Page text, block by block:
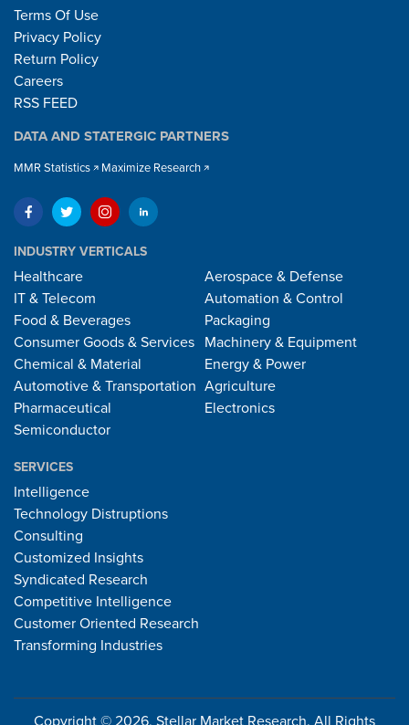
Terms Of Use
Privacy Policy
Return Policy
Careers
RSS FEED
DATA AND STATERGIC PARTNERS
MMR Statistics Maximize Research
INDUSTRY VERTICALS
Healthcare
IT & Telecom
Food & Beverages
Consumer Goods & Services
Chemical & Material
Automotive & Transportation
Pharmaceutical
Semiconductor
Aerospace & Defense
Automation & Control
Packaging
Machinery & Equipment
Energy & Power
Agriculture
Electronics
SERVICES
Intelligence
Technology Distruptions
Consulting
Customized Insights
Syndicated Research
Competitive Intelligence
Customer Oriented Research
Transforming Industries
Copyright © 2026, Stellar Market Research. All Rights